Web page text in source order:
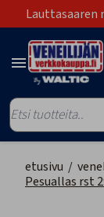
Lauttasaaren
etusivu /
Pesuallas rst